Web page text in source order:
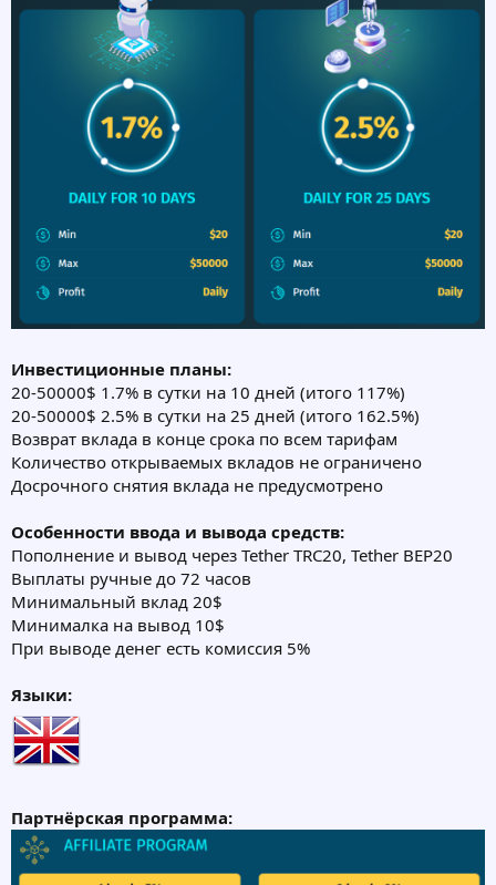
Инвестиционные планы:
20-50000$ 1.7% в сутки на 10 дней (итого 117%)
20-50000$ 2.5% в сутки на 25 дней (итого 162.5%)
Возврат вклада в конце срока по всем тарифам
Количество открываемых вкладов не ограничено
Досрочного снятия вклада не предусмотрено
Особенности ввода и вывода средств:
Пополнение и вывод через Tether TRC20, Tether BEP20
Выплаты ручные до 72 часов
Минимальный вклад 20$
Минималка на вывод 10$
При выводе денег есть комиссия 5%
Языки:
Партнёрская программа: